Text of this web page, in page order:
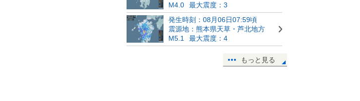
M4.0
最大震度：3
発生時刻：08月06日07:59頃
震源地：熊本県天草・芦北地方
M5.1
最大震度：4
もっと見る